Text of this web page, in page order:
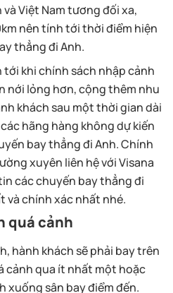
Việt Nam tương đối xa,
nên tính tới thời điểm hiện
thẳng đi Anh.
khi chính sách nhập cảnh
nới lỏng hơn, cộng thêm nhu
khách sau một thời gian dài
hãng hàng không dự kiến
bay thẳng đi Anh. Chính
xuyên liên hệ với Visana
các chuyến bay thẳng đi
và chính xác nhất nhé.
quá cảnh
hành khách sẽ phải bay trên
cảnh qua ít nhất một hoặc
xuống sân bay điểm đến.